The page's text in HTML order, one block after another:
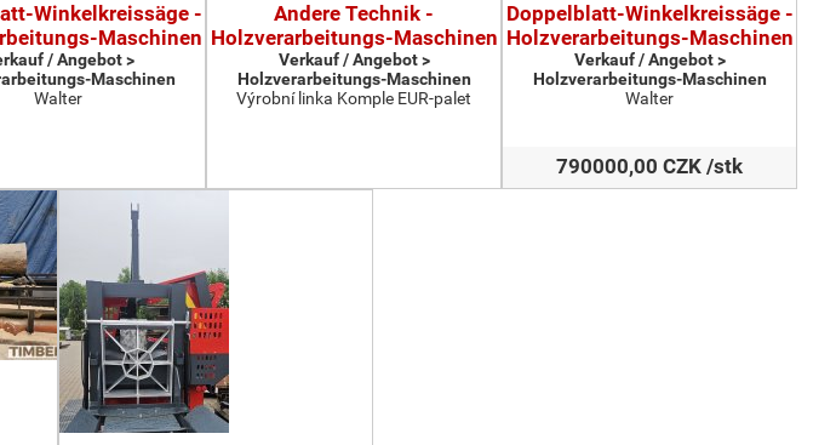
Winkelkreissäge -
Maschinen
/ Angebot >
Maschinen
Walter
Andere Technik -
Holzverarbeitungs-Maschinen
Verkauf / Angebot >
Holzverarbeitungs-Maschinen
Výrobní linka Komple EUR-palet
Doppelblatt-Winkelkreissäge -
Holzverarbeitungs-Maschinen
Verkauf / Angebot >
Holzverarbeitungs-Maschinen
Walter
790000,00 CZK /stk